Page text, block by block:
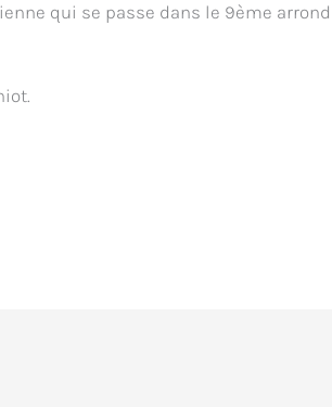
qui se passe dans le 9ème